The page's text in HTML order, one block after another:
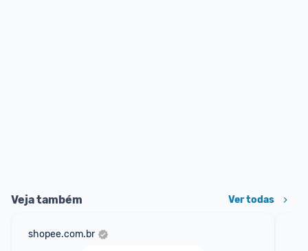
Veja também Ver todas
shopee.com.br